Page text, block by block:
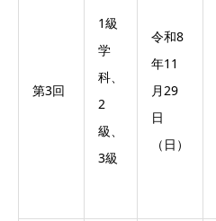
第3回
1級
学
科、
2
級、
3級
令和8
年11
月29
日
（日）